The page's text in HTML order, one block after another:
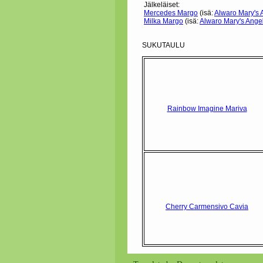
Jälkeläiset:
Mercedes Margo (isä:Alwaro Mary's
Milka Margo (isä:Alwaro Mary's
SUKUTAULU
Rainbow Imagine Mariva
Cherry Carmensivo Cavia